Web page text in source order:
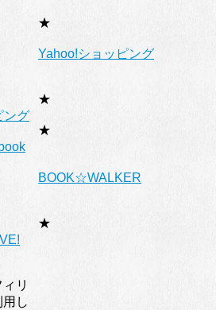
★
Yahoo!ショッピング
★
ング
★
BOOK☆WALKER
★
リ
し